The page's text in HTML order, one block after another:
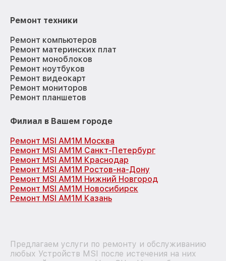
Ремонт техники
Ремонт компьютеров
Ремонт материнских плат
Ремонт моноблоков
Ремонт ноутбуков
Ремонт видеокарт
Ремонт мониторов
Ремонт планшетов
Филиал в Вашем городе
Ремонт MSI AM1M Москва
Ремонт MSI AM1M Санкт-Петербург
Ремонт MSI AM1M Краснодар
Ремонт MSI AM1M Ростов-на-Дону
Ремонт MSI AM1M Нижний Новгород
Ремонт MSI AM1M Новосибирск
Ремонт MSI AM1M Казань
Предлагаем услуги по ремонту и обслуживанию
любых Устройств MSI после истечения на них